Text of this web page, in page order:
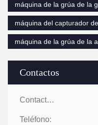
Contactos
Contactos:
Teléfono:
máquina de la grúa de la
máquina del capturador
máquina de la grúa de la